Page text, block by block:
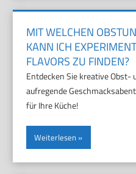
MIT WELCHEN
KANN ICH
FLAVORS ZU FINDEN?
Entdecken Sie kreative
aufregende
für Ihre Küche!
Weiterlesen